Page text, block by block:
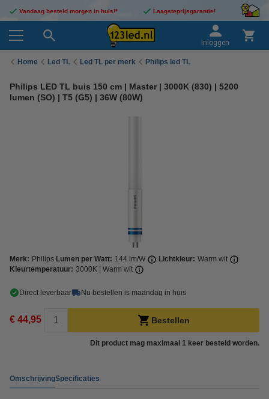
Vandaag besteld morgen in huis!* Laagsteprijsgarantie!
Inloggen
Home Led TL Led TL per merk Philips led TL
Philips LED TL buis 150 cm | Master | 3000K (830) | 5200
lumen (SO) | T5 (G5) | 36W (80W)
Merk: Philips Lumen per Watt: 144 lm/W Lichtkleur: Warm wit
Kleurtemperatuur: 3000K | Warm wit
Direct leverbaar Nu bestellen is maandag in huis
€ 44,95 Bestellen
Dit product mag maximaal 1 keer besteld worden.
OmschrijvingSpecificaties